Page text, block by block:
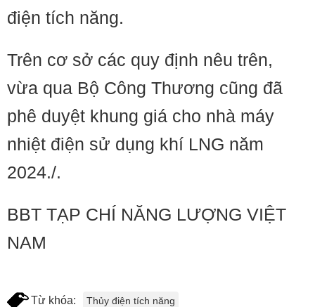
điện tích năng.
Trên cơ sở các quy định nêu trên,
vừa qua Bộ Công Thương cũng đã
phê duyệt khung giá cho nhà máy
nhiệt điện sử dụng khí LNG năm
2024./.
BBT TẠP CHÍ NĂNG LƯỢNG VIỆT
NAM
Từ khóa: Thủy điện tích năng